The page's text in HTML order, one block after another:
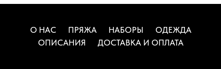
О НАС ПРЯЖА НАБОРЫ
ОДЕЖДА
ОПИСАНИЯ
ДОСТАВКА И ОПЛАТА